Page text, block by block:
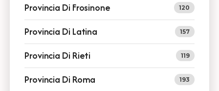
Provincia Di Frosinone 120
Provincia Di Latina 157
Provincia Di Rieti 119
Provincia Di Roma 193